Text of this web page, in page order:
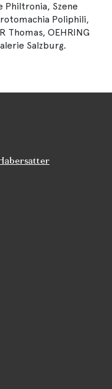
Philtronia, Szene
Poliphili,
Thomas, OEHRING
Salzburg.